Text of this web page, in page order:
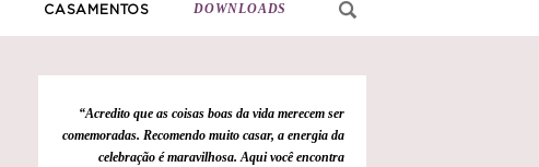
CASAMENTOS DOWNLOADS
“Acredito que as coisas boas da vida merecem ser
comemoradas. Recomendo muito casar, a energia da
celebração é maravilhosa. Aqui você encontra